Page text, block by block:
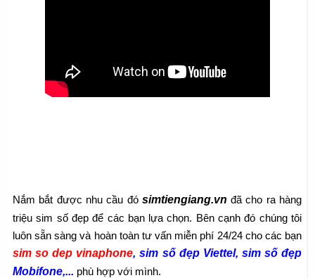
Nắm bắt được nhu cầu đó simtiengiang.vn đã cho ra hàng
triệu sim số đẹp để các bạn lựa chọn. Bên cạnh đó chúng tôi
sim so dep vinaphone, sim số đẹp Viettel, sim số đẹp
Mobifone,... phù hợp với mình.